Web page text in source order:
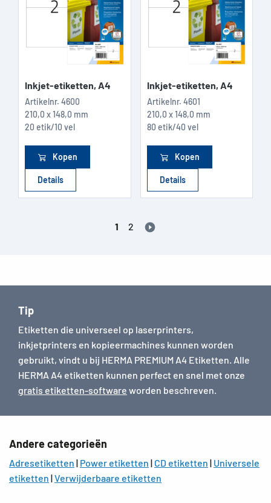
Inkjet-etiketten, A4
Artikelnr. 4600
210,0 x 148,0 mm
20 etik/10 vel
Kopen
Details
Inkjet-etiketten, A4
Artikelnr. 4601
210,0 x 148,0 mm
80 etik/40 vel
Kopen
Details
1 2
Tip
Etiketten die universeel op laserprinters,
inkjetprinters en kopieermachines kunnen worden
gebruikt, vindt u bij HERMA PREMIUM A4 Etiketten. Alle
HERMA A4 etiketten kunnen perfect en snel met onze
gratis etiketten-software worden beschreven.
Andere categorieën
Adresetiketten | Power etiketten | CD etiketten | Universele
etiketten |Verwijderbaare etiketten